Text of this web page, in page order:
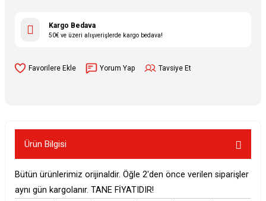
Kargo Bedava
50€ ve üzeri alışverişlerde kargo bedava!
Yorum Yap Tavsiye Et
Ürün Bilgisi
Bütün ürünlerimiz orijinaldir. Öğle 2'den önce verilen siparişler
aynı gün kargolanır. TANE FİYATIDIR!